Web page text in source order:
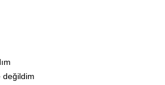
değildim